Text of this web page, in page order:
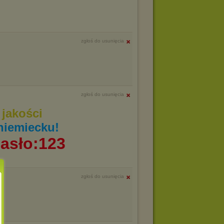
zgłoś do usunięcia
zgłoś do usunięcia
jakości
zgłoś do usunięcia